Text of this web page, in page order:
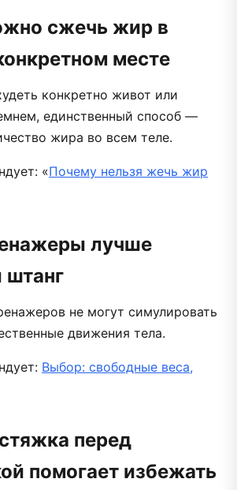
сжечь жир в
месте
конкретно живот или
единственный способ —
жира во всем теле.
«Почему нельзя жечь жир
лучше
штанг
не могут симулировать
движения тела.
Выбор: свободные веса,
перед
помогает избежать